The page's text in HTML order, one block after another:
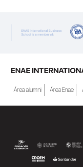
ENAE
Área alumni Área Enae